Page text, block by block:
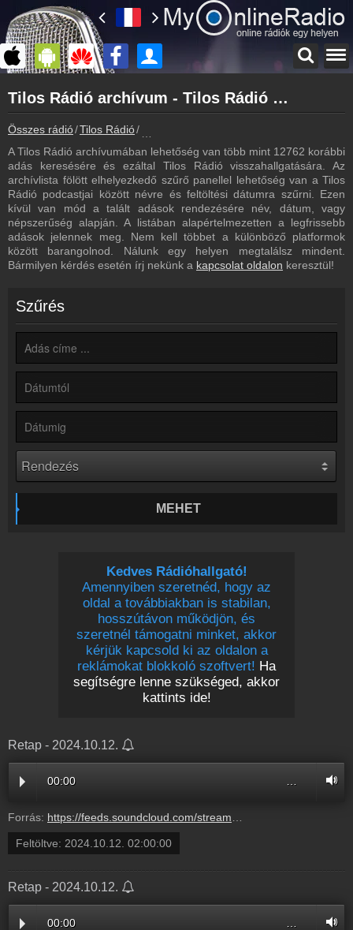
myonlineradio.hu
Tilos Rádió
Vissza a Tilos Rádió oldalára
Bejelentkezés
Hozz létre saját fiókot!
Most szól
Tudd meg mi szólt eddig
Műsorújság
Tilos Rádió műsorai
Tilos Rádió kapcsolatos hírek
Kapcsolat
Írj nekünk!
Partnerek
Rádiós partnerek
Rádió beágyazás
Ágyazd be weboldaladba
Online rádió készítés
Készítés lépésről lépésre
Tilos Rádió archívum - Tilos Rádió podcasts - Tilos Rádió visszahallgatás
Összes rádió Tilos Rádió
A Tilos Rádió archívumában lehetőség van több mint 12762 korábbi
adás keresésére és ezáltal Tilos Rádió visszahallgatására. Az
archívlista fölött elhelyezkedő szűrő panellel lehetőség van a Tilos
Rádió podcastjai között névre és feltöltési dátumra szűrni. Ezen
kívül van mód a talált adások rendezésére név, dátum, vagy
népszerűség alapján. A listában alapértelmezetten a legfrissebb
adások jelennek meg. Nem kell többet a különböző platformok
között barangolnod. Nálunk egy helyen megtalálsz mindent.
Bármilyen kérdés esetén írj nekünk a kapcsolat oldalon keresztül!
Szűrés
MEHET
Kedves Rádióhallgató!
Amennyiben szeretnéd, hogy az
oldal a továbbiakban is stabilan,
hosszútávon működjön, és
szeretnél támogatni minket, akkor
kérjük kapcsold ki az oldalon a
reklámokat blokkoló szoftvert! Ha
segítségre lenne szükséged, akkor
kattints ide!
Retap - 2024.10.12.
00:00
Forrás: https://feeds.soundcloud.com/stream/1934406191-beatsafaridnb-retap.mp3
Feltöltve: 2024.10.12. 02:00:00
Retap - 2024.10.12.
00:00